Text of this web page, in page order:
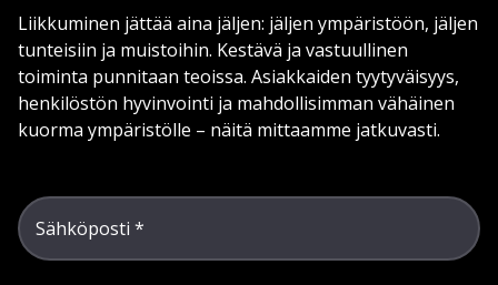
Liikkuminen jättää aina jäljen: jäljen ympäristöön, jäljen
tunteisiin ja muistoihin. Kestävä ja vastuullinen
toiminta punnitaan teoissa. Asiakkaiden tyytyväisyys,
henkilöstön hyvinvointi ja mahdollisimman vähäinen
kuorma ympäristölle – näitä mittaamme jatkuvasti.
Sähköposti